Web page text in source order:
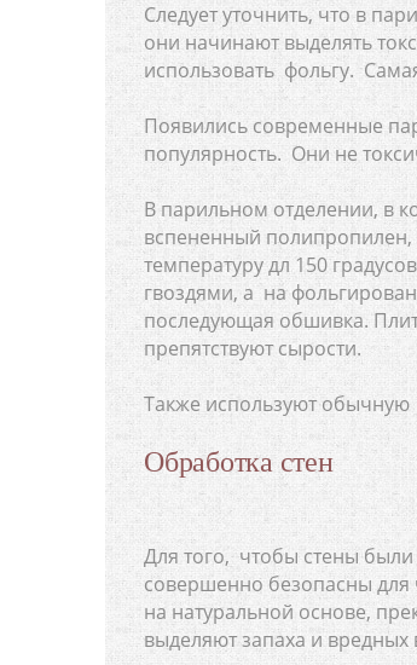
Следует уточнить, что в
они начинают выделять
использовать фольгу.
Появились современные
популярность. Они не
В парильном отделении, в
вспененный
температуру дл 150
гвоздями, а на
последующая обшивка.
препятствуют сырости.
Также используют
Обработка стен
Для того, чтобы стены
совершенно безопасны
на натуральной основе,
выделяют запаха и